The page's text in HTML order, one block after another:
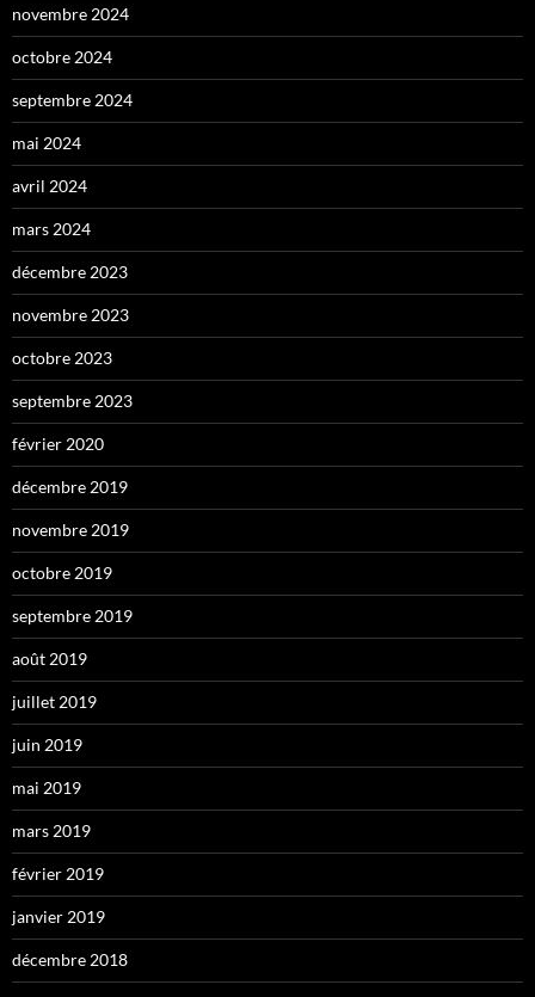
novembre 2024
octobre 2024
septembre 2024
mai 2024
avril 2024
mars 2024
décembre 2023
novembre 2023
octobre 2023
septembre 2023
février 2020
décembre 2019
novembre 2019
octobre 2019
septembre 2019
août 2019
juillet 2019
juin 2019
mai 2019
mars 2019
février 2019
janvier 2019
décembre 2018